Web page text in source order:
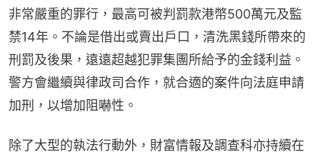
非常嚴重的罪行，最高可被判罰款港幣500萬元及監
禁14年。不論是借出或賣出戶口，清洗黑錢所帶來的
刑罰及後果，遠遠超越犯罪集團所給予的金錢利益。
警方會繼續與律政司合作，就合適的案件向法庭申請
加刑，以增加阻嚇性。
除了大型的執法行動外，財富情報及調查科亦持續在